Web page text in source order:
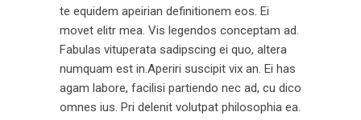
te equidem apeirian definitionem eos. Ei
movet elitr mea. Vis legendos conceptam ad.
Fabulas vituperata sadipscing ei quo, altera
numquam est in.Aperiri suscipit vix an. Ei has
agam labore, facilisi partiendo nec ad, cu dico
omnes ius. Pri delenit volutpat philosophia ea.